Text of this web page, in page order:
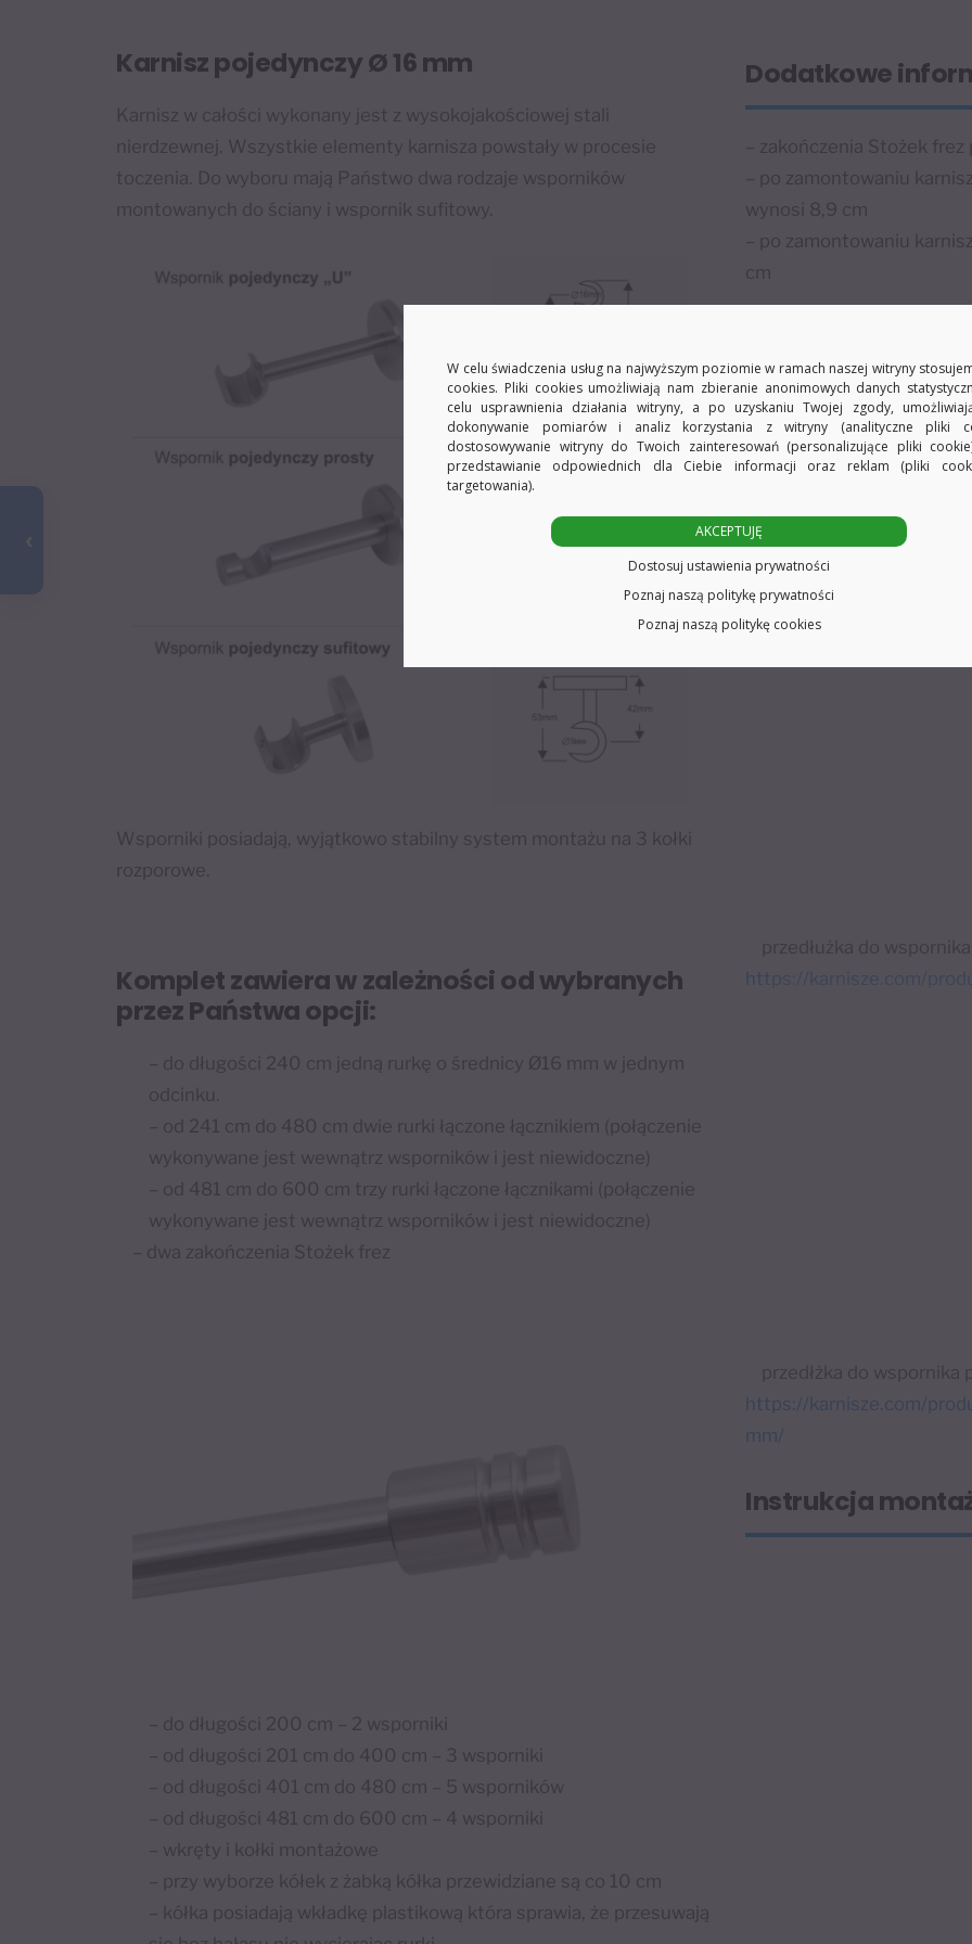
Karnisz pojedynczy Ø 16 mm
Karnisz w całości wykonany jest z wysokojakościowej stali
nierdzewnej. Wszystkie elementy karnisza powstały w procesie
toczenia. Do wyboru mają Państwo dwa rodzaje wsporników
montowanych do ściany i wspornik sufitowy.
Wsporniki posiadają, wyjątkowo stabilny system montażu na 3 kołki
rozporowe.
Komplet zawiera w zależności od wybranych
przez Państwa opcji:
– do długości 240 cm jedną rurkę o średnicy Ø16 mm w jednym
odcinku.
– od 241 cm do 480 cm dwie rurki łączone łącznikiem (połączenie
wykonywane jest wewnątrz wsporników i jest niewidoczne)
– od 481 cm do 600 cm trzy rurki łączone łącznikami (połączenie
wykonywane jest wewnątrz wsporników i jest niewidoczne)
– dwa zakończenia Stożek frez
– do długości 200 cm – 2 wsporniki
– od długości 201 cm do 400 cm – 3 wsporniki
– od długości 401 cm do 480 cm – 5 wsporników
– od długości 481 cm do 600 cm – 4 wsporniki
– wkręty i kołki montażowe
– przy wyborze kółek z żabką kółka przewidziane są co 10 cm
– kółka posiadają wkładkę plastikową która sprawia, że przesuwają
Dodatkowe
– zakończenia Stożek
– po zamontowaniu
wynosi 8,9 cm
– po zamontowaniu
cm
Istnieje możliwość
zastosowanie
akcesoria:
przedłużka do
https://karnisze.com/
przedłżka do wspornika
https://karnisze.com/
mm/
Instrukcja
W celu świadczenia usług na najwyższym poziomie w ramach naszej witryny
cookies. Pliki cookies umożliwiają nam zbieranie anonimowych danych
celu usprawnienia działania witryny, a po uzyskaniu Twojej zgody,
dokonywanie pomiarów i analiz korzystania z witryny (analityczne pliki
dostosowywanie witryny do Twoich zainteresowań (personalizujące pliki
przedstawianie odpowiednich dla Ciebie informacji oraz reklam (pliki
targetowania).
AKCEPTUJĘ
Dostosuj ustawienia prywatności
Poznaj naszą politykę prywatności
Poznaj naszą politykę cookies